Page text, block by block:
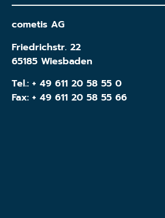
cometis AG
Friedrichstr. 22
65185 Wiesbaden
Tel.: + 49 611 20 58 55 0
Fax: + 49 611 20 58 55 66